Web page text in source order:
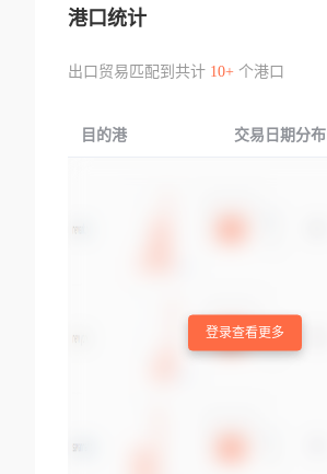
港口统计
出口贸易匹配到共计 10+个港口
目的港 交易日期分布
登录查看更多